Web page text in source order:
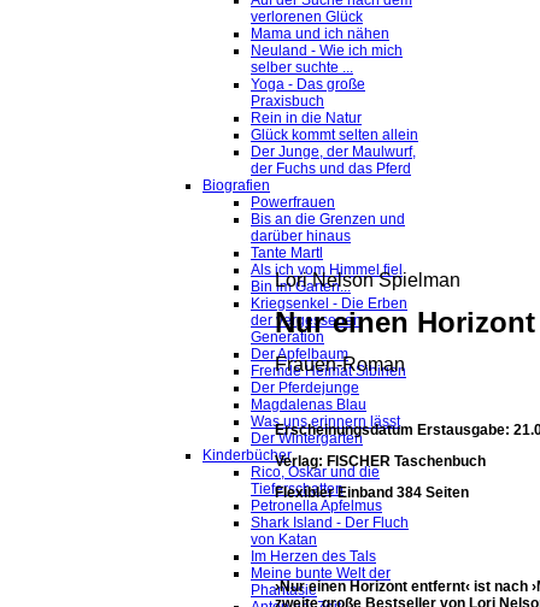
verlorenen Glück
Mama und ich nähen
Neuland - Wie ich mich
selber suchte ...
Yoga - Das große
Praxisbuch
Rein in die Natur
Glück kommt selten allein
Der Junge, der Maulwurf,
der Fuchs und das Pferd
Biografien
Powerfrauen
Bis an die Grenzen und
darüber hinaus
Tante Martl
Als ich vom Himmel fiel
Bin im Garten...
Kriegsenkel - Die Erben
der vergessenen
Generation
Der Apfelbaum
Fremde Heimat Sibirien
Der Pferdejunge
Magdalenas Blau
Was uns erinnern lässt
Der Wintergarten
Kinderbücher
Rico, Oskar und die
Tieferschatten
Petronella Apfelmus
Shark Island - Der Fluch
von Katan
Im Herzen des Tals
Meine bunte Welt der
Phantasie
Lori Nelson Spielman
Nur einen
Frauen-Roman
Erscheinungsdatum Erstausgabe:
Verlag: FISCHER Taschenbuch
Flexibler Einband 384 Seiten
›Nur einen Horizont entfernt‹ ist nach
zweite große Bestseller von Lori